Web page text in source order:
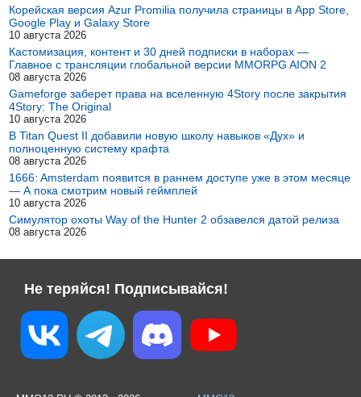
Корейская версия Azur Promilia получила страницы в App Store,
Google Play и Galaxy Store
10 августа 2026
Кастомизация, контент и 30 дней подписки в наборах —
Главное с трансляции глобальной версии MMORPG AION 2
08 августа 2026
Gameforge заберет права на вселенную 4Story после закрытия
4Story: The Original
10 августа 2026
В Titan Quest II добавили новую школу навыков «Дух» и
полноценную систему крафта
08 августа 2026
1666: Amsterdam появится в раннем доступе уже в этом месяце
— А пока смотрим новый геймплей
10 августа 2026
Симулятор охоты Way of the Hunter 2 обзавелся датой релиза
08 августа 2026
Не теряйся! Подписывайся!